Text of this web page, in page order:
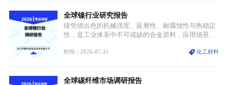
特点，在消费、创业、政策、技术多重驱动下，依旧
具备强劲的发展活力。
全球镍行业研究报告
镍凭借出色的机械强度、延展性、耐腐蚀性与热稳定
性，是工业体系中不可或缺的合金原料，应用场景横
用价值难以被替代。依托理化优势，镍被全球主要经
型为新能源核心战略矿产，全球产业形成“印尼掌控
时间：2026-07-31 化工材料
全球碳纤维市场调研报告